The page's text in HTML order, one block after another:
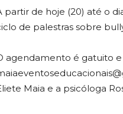
partir de hoje (20) até o
de palestras sobre
agendamento é gatuito
Maia e a psicóloga